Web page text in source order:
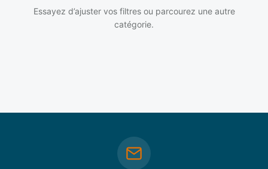
Essayez d’ajuster vos filtres ou parcourez une autre
catégorie.